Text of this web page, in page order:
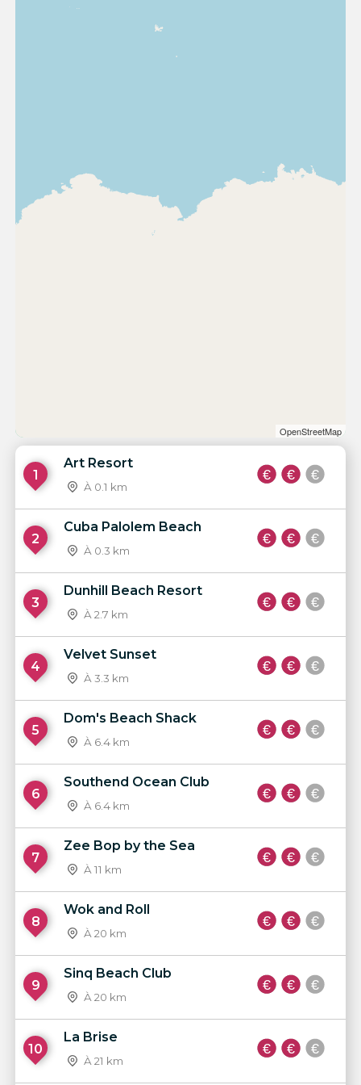
OpenStreetMap
1
Art Resort
À 0.1 km
2
Cuba Palolem Beach
À 0.3 km
3
Dunhill Beach Resort
À 2.7 km
4
Velvet Sunset
À 3.3 km
5
Dom's Beach Shack
À 6.4 km
6
Southend Ocean Club
À 6.4 km
7
Zee Bop by the Sea
À 11 km
8
Wok and Roll
À 20 km
9
Sinq Beach Club
À 20 km
10
La Brise
À 21 km